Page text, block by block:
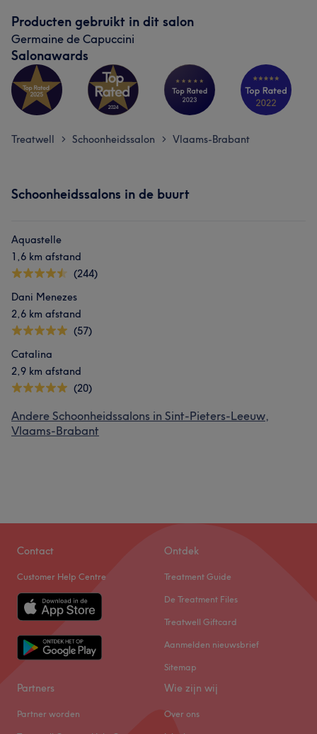
Producten gebruikt in dit salon
Germaine de Capuccini
Salonawards
Treatwell > Schoonheidssalon > Vlaams-Brabant
Schoonheidssalons in de buurt
Aquastelle
1,6 km afstand
(244)
Dani Menezes
2,6 km afstand
(57)
Catalina
2,9 km afstand
(20)
Andere Schoonheidssalons in Sint-Pieters-Leeuw,
Vlaams-Brabant
Contact
Customer Help Centre
Ontdek
Treatment Guide
De Treatment Files
Treatwell Giftcard
Aanmelden nieuwsbrief
Sitemap
Partners
Partner worden
Wie zijn wij
Over ons